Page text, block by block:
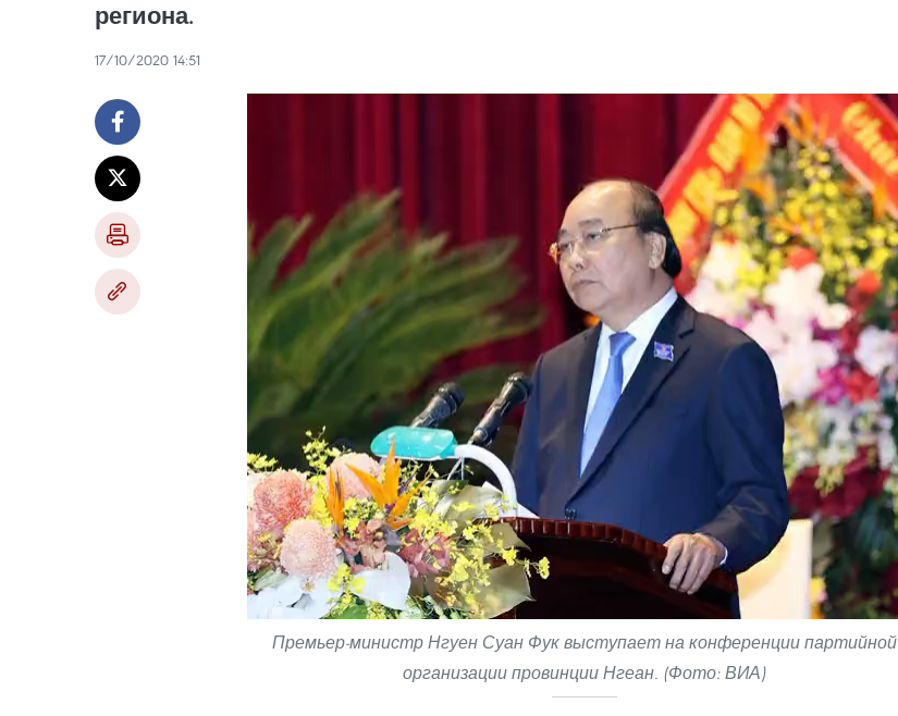
региона.
17/10/2020 14:51
Премьер-министр Нгуен Суан Фук выступает на конференции партийной
организации провинции Нгеан. (Фото: ВИА)